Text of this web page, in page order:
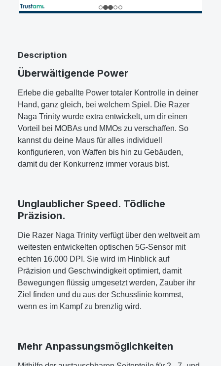
Description
Überwältigende Power
Erlebe die geballte Power totaler Kontrolle in deiner
Hand, ganz gleich, bei welchem Spiel. Die Razer
Naga Trinity wurde extra entwickelt, um dir einen
Vorteil bei MOBAs und MMOs zu verschaffen. So
kannst du deine Maus für alles individuell
konfigurieren, von Waffen bis hin zu Gebäuden,
damit du der Konkurrenz immer voraus bist.
Unglaublicher Speed. Tödliche
Präzision.
Die Razer Naga Trinity verfügt über den weltweit am
weitesten entwickelten optischen 5G-Sensor mit
echten 16.000 DPI. Sie wird im Hinblick auf
Präzision und Geschwindigkeit optimiert, damit
Bewegungen flüssig umgesetzt werden, Zauber ihr
Ziel finden und du aus der Schusslinie kommst,
wenn es im Kampf zu brenzlig wird.
Mehr Anpassungsmöglichkeiten